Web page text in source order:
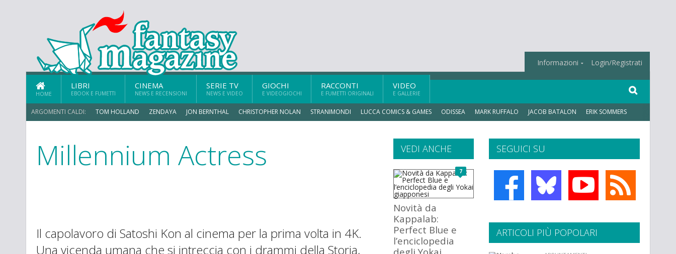
Informazioni Login/Registrati
HOME
LIBRI
EBOOK E FUMETTI
CINEMA
NEWS E RECENSIONI
SERIE TV
NEWS E VIDEO
GIOCHI
E VIDEOGIOCHI
RACCONTI
E FUMETTI ORIGINALI
VIDEO
E GALLERIE
ARGOMENTI CALDI: TOM HOLLAND ZENDAYA JON BERNTHAL CHRISTOPHER NOLAN STRANIMONDI LUCCA COMICS & GAMES ODISSEA MARK RUFFALO JACOB BATALON ERIK SOMMERS
Millennium Actress
Il capolavoro di Satoshi Kon al cinema per la prima volta in 4K.
Una vicenda umana che si intreccia con i drammi della Storia,
SEGUICI SU
VEDI ANCHE
7
Novità da
Kappalab:
Perfect Blue e
l’enciclopedia
ARTICOLI PIÙ POPOLARI